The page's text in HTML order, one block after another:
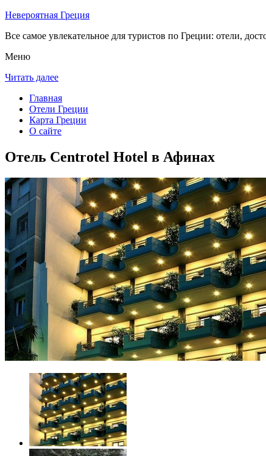
Невероятная Греция
Все самое увлекательное для туристов по Греции: отели,
Меню
Читать далее
Главная
Отели Греции
Карта Греции
О сайте
Отель Centrotel Hotel в Афинах